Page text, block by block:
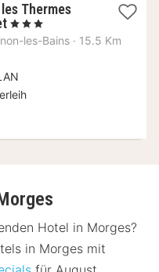
Thermes
1
Nacht
€
, 3 Sterne
les-Bains · 15.5 Km
Hotel in Morges?
in Morges mit